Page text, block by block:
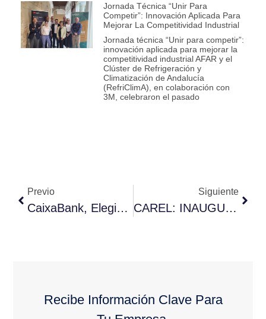
Jornada Técnica “Unir Para
Competir”: Innovación Aplicada Para
Mejorar La Competitividad Industrial
Jornada técnica “Unir para competir”:
innovación aplicada para mejorar la
competitividad industrial AFAR y el
Clúster de Refrigeración y
Climatización de Andalucía
(RefriClimA), en colaboración con
3M, celebraron el pasado
Previo
CaixaBank, Elegido Mejor Banco En España 2019, Mejor Banca Responsable En Europa Y Mejor Transformación Bancaria En Europa
Siguiente
CAREL: INAUGURADA LA NUEVA PLANTA DE PRODUCCIÓN EN CHINA
Recibe Información Clave Para